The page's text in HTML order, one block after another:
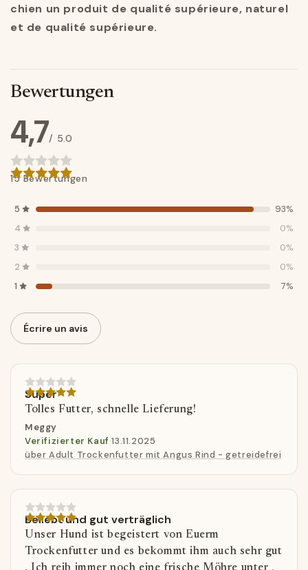
chien un produit de qualité supérieure, naturel
et de qualité supérieure.
Bewertungen
4,7/ 5.0
15 Bewertungen
5
93%
4
0%
3
0%
2
0%
1
7%
Écrire un avis
Super
Tolles Futter, schnelle Lieferung!
Meggy
Verifizierter Kauf·13.11.2025
über Adult Trockenfutter mit Angus Rind - getreidefrei
Beliebt und gut verträglich
Unser Hund ist begeistert von Euerm
Trockenfutter und es bekommt ihm auch sehr gut